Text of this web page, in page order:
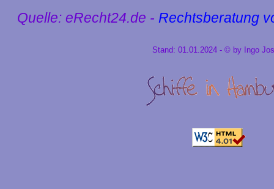
Stand: 01.01.2024 - © by Ingo
Quelle: eRecht24.de - Rechtsberatung